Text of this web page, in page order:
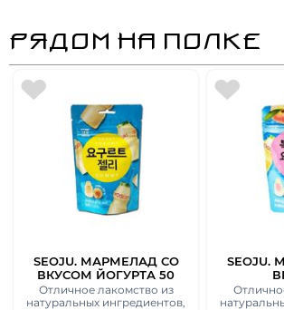
РЯДОМ НА ПОЛКЕ
СО
50
из
ингредиентов,
SEOJU. МАРМЕЛАД СО
ПЕРСИКОВОГО
ЙОГУРТА 50 ГР.
Отличное лакомство из
натуральных ингредиентов,